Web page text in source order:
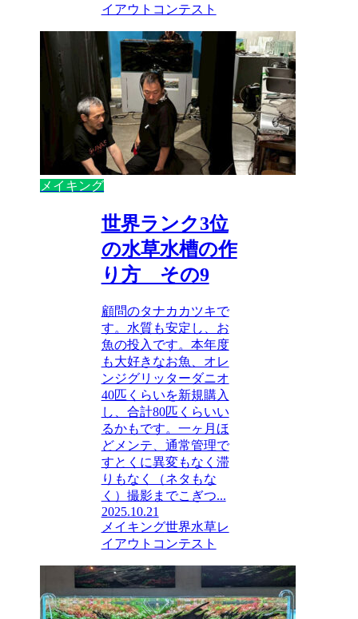
イアウトコンテスト
メイキング
世界ランク3位
の水草水槽の作
り方 その9
顧問のタナカカツキで
す。水質も安定し、お
魚の投入です。本年度
も大好きなお魚、オレ
ンジグリッターダニオ
40匹くらいを新規購入
し、合計80匹くらいい
るかもです。一ヶ月ほ
どメンテ、通常管理で
すとくに異変もなく滞
りもなく（ネタもな
く）撮影までこぎつ...
2025.10.21
メイキング世界水草レ
イアウトコンテスト